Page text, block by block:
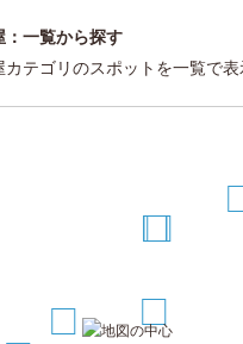
：一覧から探す
テゴリのスポットを一覧で